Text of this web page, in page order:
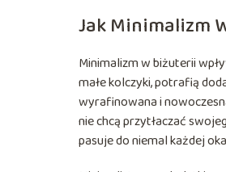
Jak Minimalizm
Minimalizm w biżuterii
małe kolczyki, potrafią
wyrafinowana i
nie chcą przytłaczać
pasuje do niemal każdej